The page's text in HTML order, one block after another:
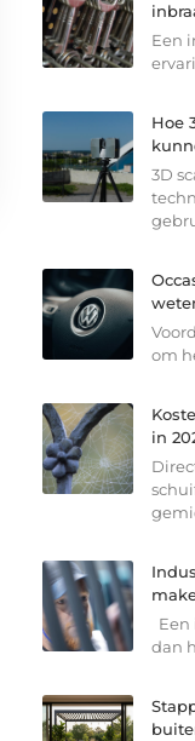
Een
Hoe
3D
om
in
dan